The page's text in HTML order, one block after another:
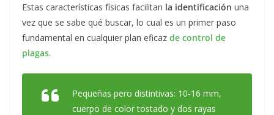
Estas características físicas facilitan la identificación una
vez que se sabe qué buscar, lo cual es un primer paso
fundamental en cualquier plan eficaz de control de
plagas.
Pequeñas pero distintivas: 10-16 mm,
cuerpo de color tostado y dos rayas